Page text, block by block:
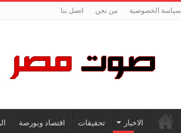
سياسة الخصوصية من نحن اتصل بنا
الاخبار تحقيقات اقتصاد وبورصة